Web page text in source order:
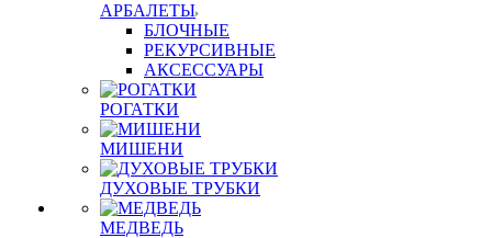
АРБАЛЕТЫ
БЛОЧНЫЕ
РЕКУРСИВНЫЕ
АКСЕССУАРЫ
РОГАТКИ
МИШЕНИ
ДУХОВЫЕ ТРУБКИ
МЕДВЕДЬ